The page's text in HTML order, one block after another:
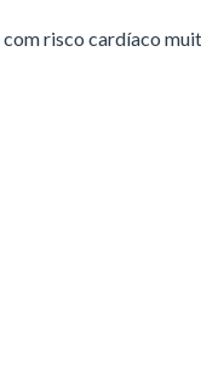
risco cardíaco